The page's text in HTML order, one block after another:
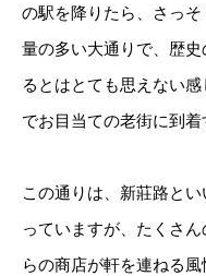
の駅を降りたら、さっ
量の多い大通りで、歴
るとはとても思えない
でお目当ての老街に到着
この通りは、新莊路と
っていますが、たくさ
らの商店が軒を連ねる